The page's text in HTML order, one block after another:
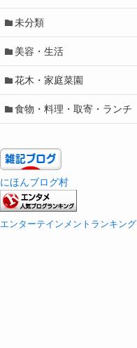
未分類
美容・生活
花木・家庭菜園
食物・料理・取寄・ランチ
にほんブログ村
エンターテインメントランキング